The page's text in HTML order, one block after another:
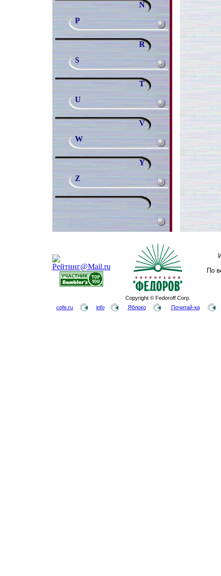
N
P
R
S
T
U
V
W
Y
Z
Copyright © Fedoroff Corp.
По
cofe.ru info Яблоко Почитай-ка